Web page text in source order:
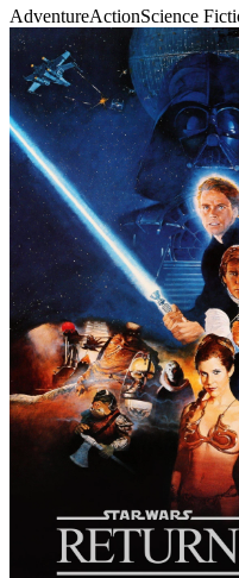
AdventureActionScience